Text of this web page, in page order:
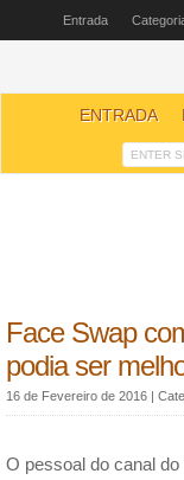
Entrada
ENTRADA
Face Swap
podia ser
16 de Fevereiro de 2016 |
O pessoal do canal do